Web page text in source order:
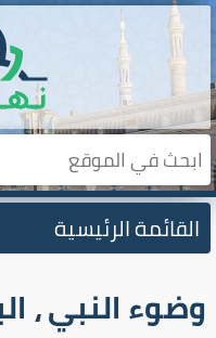
القائمة الرئيسية
وضوء النبي ،